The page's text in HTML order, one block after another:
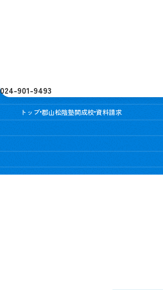
024-901-9493
トップ郡山松陰塾開成校 資料請求